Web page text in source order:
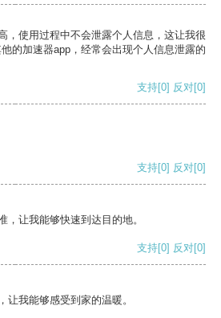
，使用过程中不会泄露个人信息，这让我很
的加速器app，经常会出现个人信息泄露的
支持[0] 反对[0]
支持[0] 反对[0]
，让我能够快速到达目的地。
支持[0] 反对[0]
让我能够感受到家的温暖。